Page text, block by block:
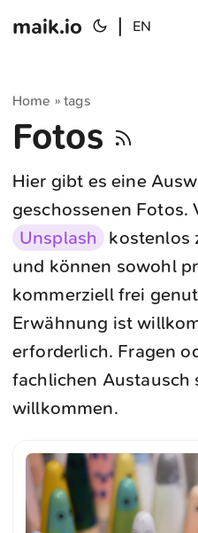
maik.io EN
Home »tags
Fotos
Hier gibt es eine
geschossenen Fotos.
Unsplash
kostenlos
und können sowohl
kommerziell frei
Erwähnung ist
erforderlich. Fragen
fachlichen Austausch
willkommen.